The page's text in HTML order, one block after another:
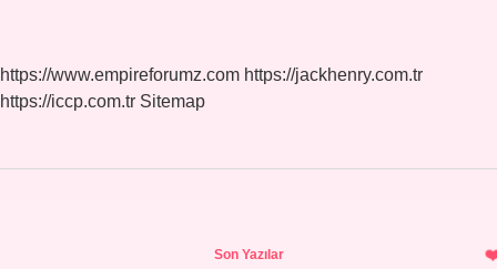
https://www.empireforumz.com https://jackhenry.com.tr
https://iccp.com.tr Sitemap
Son Yazılar